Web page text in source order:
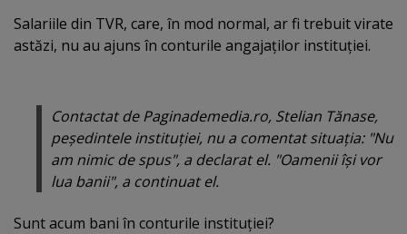
Salariile din TVR, care, în mod normal, ar fi trebuit virate
astăzi, nu au ajuns în conturile angajaţilor instituţiei.
Contactat de Paginademedia.ro, Stelian Tănase,
peşedintele instituţiei, nu a comentat situaţia: "Nu
am nimic de spus", a declarat el. "Oamenii îşi vor
lua banii", a continuat el.
Sunt acum bani în conturile instituţiei?